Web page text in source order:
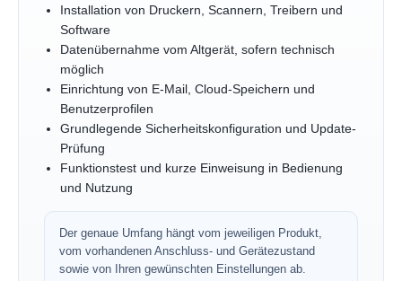
Installation von Druckern, Scannern, Treibern und
Software
Datenübernahme vom Altgerät, sofern technisch
möglich
Einrichtung von E-Mail, Cloud-Speichern und
Benutzerprofilen
Grundlegende Sicherheitskonfiguration und Update-
Prüfung
Funktionstest und kurze Einweisung in Bedienung
und Nutzung
Der genaue Umfang hängt vom jeweiligen Produkt,
vom vorhandenen Anschluss- und Gerätezustand
sowie von Ihren gewünschten Einstellungen ab.